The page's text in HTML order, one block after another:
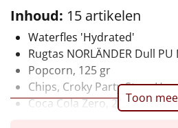
Vrouwen
Duurzaam
Leuke
Inhoud: 15 artikelen
Waterfles 'Hydrated'
Rugtas NORLÄNDER Dull
Popcorn, 125 gr
Chips, Croky Party Stars
Coca Cola Zero, 20 cl, 2 st
Toon